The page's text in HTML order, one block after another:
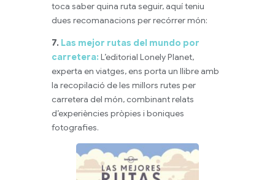
toca saber quina ruta seguir, aquí teniu
dues recomanacions per recórrer món:
7. Las mejor rutas del mundo por
carretera: L’editorial Lonely Planet,
experta en viatges, ens porta un llibre amb
la recopilació de les millors rutes per
carretera del món, combinant relats
d’experiències pròpies i boniques
fotografies.